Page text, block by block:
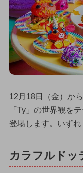
12月18日（金）か
「Ty」の世界観を
登場します。いず
カラフルドッ